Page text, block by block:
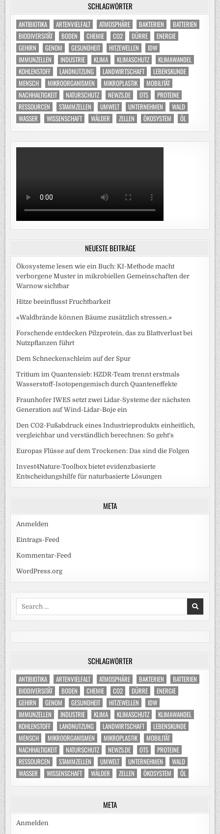
SCHLAGWÖRTER
ANTIBIOTIKA ARTENVIELFALT ATMOSPHÄRE BAKTERIEN
BATTERIEN
BIODIVERSITÄT
BODEN CHEMIE CO2 DÜRRE
ENERGIE
GEHIRN
GENOM GESUNDHEIT HITZEWELLEN
IDW
IMMUNZELLEN
INDUSTRIE KLIMA KLIMASCHUTZ
KLIMAWANDEL
KOHLENSTOFF
LANDNUTZUNG LANDWIRTSCHAFT
LEBENSKUNDE
MENSCH
MIKROORGANISMEN MIKROPLASTIK
MOBILITÄT
NACHHALTIGKEIT
NATURSCHUTZ NEWZS.DE OTS
PROTEINE
RESSOURCEN
STAMMZELLEN UMWELT UNTERNEHMEN
WALD
WASSER
WISSENSCHAFT WÄLDER ZELLEN ÖKOSYSTEM ÖL
NEUESTE BEITRÄGE
Ökosysteme lesen wie ein Buch: KI-Methode macht
verborgene Muster in mikrobiellen Gemeinschaften der
Warnow sichtbar
Hitze beeinflusst Fruchtbarkeit
«Waldbrände können Bäume zusätzlich stressen.»
Forschende entdecken Pilzprotein, das zu Blattverlust bei
Nutzpflanzen führt
Dem Schneckenschleim auf der Spur
Tritium im Quantensieb: HZDR-Team trennt erstmals
Wasserstoff-Isotopengemisch durch Quanteneffekte
Fraunhofer IWES setzt zwei Lidar-Systeme der nächsten
Generation auf Wind-Lidar-Boje ein
Den CO2-Fußabdruck eines Industrieprodukts einheitlich,
vergleichbar und verständlich berechnen: So geht‘s
Europas Flüsse auf dem Trockenen: Das sind die Folgen
Invest4Nature-Toolbox bietet evidenzbasierte
Entscheidungshilfe für naturbasierte Lösungen
META
Anmelden
Eintrags-Feed
Kommentar-Feed
WordPress.org
SCHLAGWÖRTER
ANTIBIOTIKA ARTENVIELFALT ATMOSPHÄRE BAKTERIEN
BATTERIEN
BIODIVERSITÄT
BODEN CHEMIE CO2 DÜRRE
ENERGIE
GEHIRN
GENOM GESUNDHEIT HITZEWELLEN
IDW
IMMUNZELLEN
INDUSTRIE KLIMA KLIMASCHUTZ
KLIMAWANDEL
KOHLENSTOFF
LANDNUTZUNG LANDWIRTSCHAFT
LEBENSKUNDE
MENSCH
MIKROORGANISMEN MIKROPLASTIK
MOBILITÄT
NACHHALTIGKEIT
NATURSCHUTZ NEWZS.DE OTS
PROTEINE
RESSOURCEN
STAMMZELLEN UMWELT UNTERNEHMEN
WALD
WASSER
WISSENSCHAFT WÄLDER ZELLEN ÖKOSYSTEM ÖL
META
Anmelden